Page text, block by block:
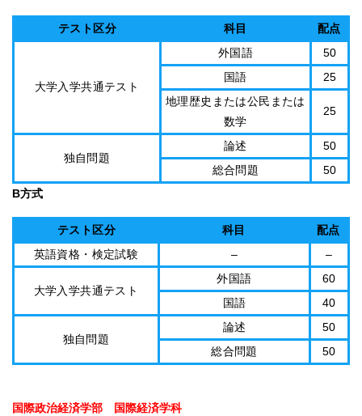
テスト区分 科目 配点
大学入学共通テスト
外国語
50
国語
25
地理歴史または公民または
数学
25
独自問題
論述
50
総合問題
50
B方式
テスト区分 科目
配点
英語資格・検定試験
– –
大学入学共通テスト
外国語
60
国語
40
独自問題
論述
50
総合問題
50
国際政治経済学部 国際経済学科